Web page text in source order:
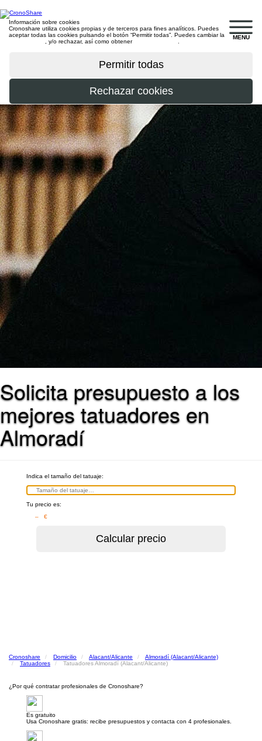
MENU
Información sobre cookies
Cronoshare utiliza cookies propias y de terceros para fines analíticos. Puedes
aceptar todas las cookies pulsando el botón “Permitir todas”. Puedes cambiar la
, y/o rechazar, así como obtener
Solicita presupuesto a los
mejores tatuadores en
Almoradí
Indica el tamaño del tatuaje:
Tu precio es:
– €
Cronoshare Domicilio Alacant/Alicante
Almoradí (Alacant/Alicante)
Tatuadores
Tatuadores Almoradí (Alacant/Alicante)
¿Por qué contratar profesionales de Cronoshare?
Es gratuito
Usa Cronoshare gratis: recibe presupuestos y contacta con 4 profesionales.